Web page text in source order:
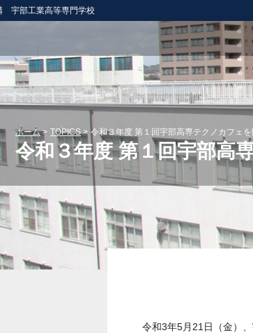
宇部工業高等専門学校
ホーム TOPICS 令和３年度 第１回宇部高専テクノカフェ
令和３年度 第１回宇部高
令和3年5月21日（金）